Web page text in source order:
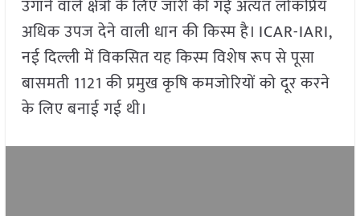
उगाने वाले क्षेत्रों के लिए जारी की गई अत्यंत लोकप्रिय
अधिक उपज देने वाली धान की किस्म है। ICAR-IARI,
नई दिल्ली में विकसित यह किस्म विशेष रूप से पूसा
बासमती 1121 की प्रमुख कृषि कमजोरियों को दूर करने
के लिए बनाई गई थी।